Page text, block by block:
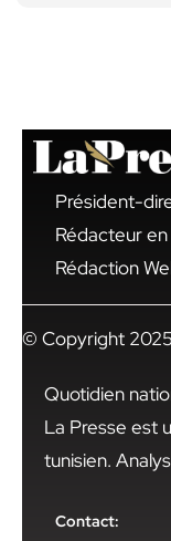
Président-
Rédacteur
Rédaction
© Copyright
Quotidien
La Presse est
tunisien.
Contact: